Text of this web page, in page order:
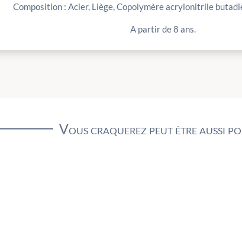
Composition : Acier, Liège, Copolymère acrylonitrile
A partir de 8 ans.
Vous craquerez peut être aussi